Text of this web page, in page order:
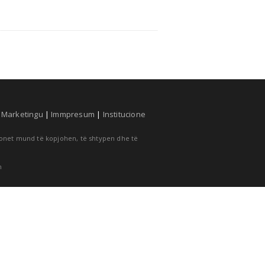
Marketingu | Immpresum | Institucione
mund të kopjohen, të shtypen dhe të